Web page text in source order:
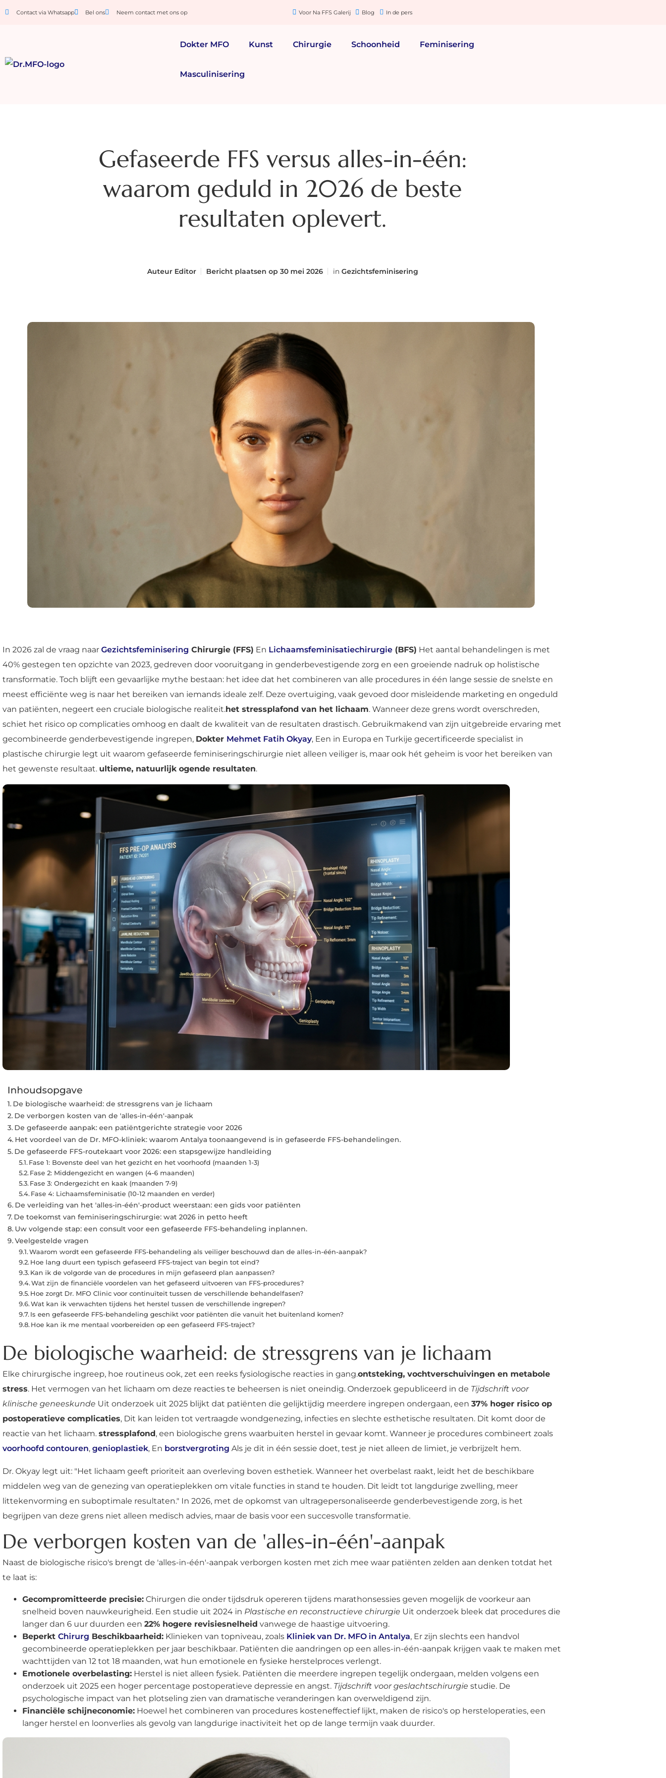
Contact via Whatsapp Bel ons Neem contact met ons op Voor Na FFS Galerij Blog In de pers
Dokter MFO Kunst Chirurgie Schoonheid Feminisering
Masculinisering
Gefaseerde FFS versus alles-in-één:
waarom geduld in 2026 de beste
resultaten oplevert.
AuteurEditor Bericht plaatsen op 30 mei 2026 in Gezichtsfeminisering
In 2026 zal de vraag naar Gezichtsfeminisering Chirurgie (FFS) En Lichaamsfeminisatiechirurgie (BFS) Het aantal behandelingen is met
40% gestegen ten opzichte van 2023, gedreven door vooruitgang in genderbevestigende zorg en een groeiende nadruk op holistische
transformatie. Toch blijft een gevaarlijke mythe bestaan: het idee dat het combineren van alle procedures in één lange sessie de snelste en
meest efficiënte weg is naar het bereiken van iemands ideale zelf. Deze overtuiging, vaak gevoed door misleidende marketing en ongeduld
van patiënten, negeert een cruciale biologische realiteit.het stressplafond van het lichaam. Wanneer deze grens wordt overschreden,
schiet het risico op complicaties omhoog en daalt de kwaliteit van de resultaten drastisch. Gebruikmakend van zijn uitgebreide ervaring met
gecombineerde genderbevestigende ingrepen, Dokter Mehmet Fatih Okyay, Een in Europa en Turkije gecertificeerde specialist in
plastische chirurgie legt uit waarom gefaseerde feminiseringschirurgie niet alleen veiliger is, maar ook hét geheim is voor het bereiken van
het gewenste resultaat. ultieme, natuurlijk ogende resultaten.
Inhoudsopgave
De biologische waarheid: de stressgrens van je lichaam
De verborgen kosten van de 'alles-in-één'-aanpak
De gefaseerde aanpak: een patiëntgerichte strategie voor 2026
Het voordeel van de Dr. MFO-kliniek: waarom Antalya toonaangevend is in gefaseerde FFS-behandelingen.
De gefaseerde FFS-routekaart voor 2026: een stapsgewijze handleiding
Fase 1: Bovenste deel van het gezicht en het voorhoofd (maanden 1-3)
Fase 2: Middengezicht en wangen (4-6 maanden)
Fase 3: Ondergezicht en kaak (maanden 7-9)
Fase 4: Lichaamsfeminisatie (10-12 maanden en verder)
De verleiding van het 'alles-in-één'-product weerstaan: een gids voor patiënten
De toekomst van feminiseringschirurgie: wat 2026 in petto heeft
Uw volgende stap: een consult voor een gefaseerde FFS-behandeling inplannen.
Veelgestelde vragen
Waarom wordt een gefaseerde FFS-behandeling als veiliger beschouwd dan de alles-in-één-aanpak?
Hoe lang duurt een typisch gefaseerd FFS-traject van begin tot eind?
Kan ik de volgorde van de procedures in mijn gefaseerd plan aanpassen?
Wat zijn de financiële voordelen van het gefaseerd uitvoeren van FFS-procedures?
Hoe zorgt Dr. MFO Clinic voor continuïteit tussen de verschillende behandelfasen?
Wat kan ik verwachten tijdens het herstel tussen de verschillende ingrepen?
Is een gefaseerde FFS-behandeling geschikt voor patiënten die vanuit het buitenland komen?
Hoe kan ik me mentaal voorbereiden op een gefaseerd FFS-traject?
De biologische waarheid: de stressgrens van je lichaam
Elke chirurgische ingreep, hoe routineus ook, zet een reeks fysiologische reacties in gang.ontsteking, vochtverschuivingen en metabole
stress. Het vermogen van het lichaam om deze reacties te beheersen is niet oneindig. Onderzoek gepubliceerd in de Tijdschrift voor
klinische geneeskunde Uit onderzoek uit 2025 blijkt dat patiënten die gelijktijdig meerdere ingrepen ondergaan, een 37% hoger risico op
postoperatieve complicaties, Dit kan leiden tot vertraagde wondgenezing, infecties en slechte esthetische resultaten. Dit komt door de
reactie van het lichaam. stressplafond, een biologische grens waarbuiten herstel in gevaar komt. Wanneer je procedures combineert zoals
voorhoofd contouren, genioplastiek, En borstvergroting Als je dit in één sessie doet, test je niet alleen de limiet, je verbrijzelt hem.
Dr. Okyay legt uit: "Het lichaam geeft prioriteit aan overleving boven esthetiek. Wanneer het overbelast raakt, leidt het de beschikbare
middelen weg van de genezing van operatieplekken om vitale functies in stand te houden. Dit leidt tot langdurige zwelling, meer
littekenvorming en suboptimale resultaten." In 2026, met de opkomst van ultragepersonaliseerde genderbevestigende zorg, is het
begrijpen van deze grens niet alleen medisch advies, maar de basis voor een succesvolle transformatie.
De verborgen kosten van de 'alles-in-één'-aanpak
Naast de biologische risico's brengt de 'alles-in-één'-aanpak verborgen kosten met zich mee waar patiënten zelden aan denken totdat het
te laat is:
Gecompromitteerde precisie: Chirurgen die onder tijdsdruk opereren tijdens marathonsessies geven mogelijk de voorkeur aan
snelheid boven nauwkeurigheid. Een studie uit 2024 in Plastische en reconstructieve chirurgie Uit onderzoek bleek dat procedures die
langer dan 6 uur duurden een 22% hogere revisiesnelheid vanwege de haastige uitvoering.
Beperkt Chirurg Beschikbaarheid: Klinieken van topniveau, zoals Kliniek van Dr. MFO in Antalya, Er zijn slechts een handvol
gecombineerde operatieplekken per jaar beschikbaar. Patiënten die aandringen op een alles-in-één-aanpak krijgen vaak te maken met
wachttijden van 12 tot 18 maanden, wat hun emotionele en fysieke herstelproces verlengt.
Emotionele overbelasting: Herstel is niet alleen fysiek. Patiënten die meerdere ingrepen tegelijk ondergaan, melden volgens een
onderzoek uit 2025 een hoger percentage postoperatieve depressie en angst. Tijdschrift voor geslachtschirurgie studie. De
psychologische impact van het plotseling zien van dramatische veranderingen kan overweldigend zijn.
Financiële schijneconomie: Hoewel het combineren van procedures kosteneffectief lijkt, maken de risico's op hersteloperaties, een
langer herstel en loonverlies als gevolg van langdurige inactiviteit het op de lange termijn vaak duurder.